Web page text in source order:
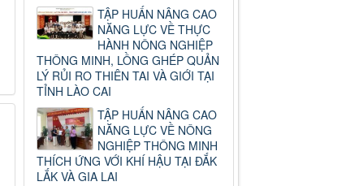
TẬP HUẤN NÂNG CAO
NĂNG LỰC VỀ THỰC
HÀNH NÔNG NGHIỆP
THÔNG MINH, LỒNG GHÉP QUẢN
LÝ RỦI RO THIÊN TAI VÀ GIỚI TẠI
TỈNH LÀO CAI
TẬP HUẤN NÂNG CAO
NĂNG LỰC VỀ NÔNG
NGHIỆP THÔNG MINH
THÍCH ỨNG VỚI KHÍ HẬU TẠI ĐẮK
LẮK VÀ GIA LAI